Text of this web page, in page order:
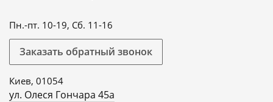
Пн.-пт. 10-19, Сб. 11-16
Заказать обратный звонок
Киев, 01054
ул. Олеся Гончара 45а